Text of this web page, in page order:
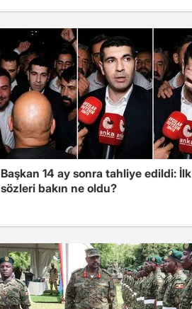
Başkan 14 ay sonra tahliye edildi: İlk
sözleri bakın ne oldu?